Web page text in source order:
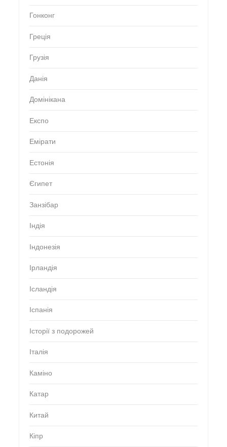
Гонконг
Греція
Грузія
Данія
Домінікана
Експо
Емірати
Естонія
Єгипет
Занзібар
Індія
Індонезія
Ірландія
Ісландія
Іспанія
Історії з подорожей
Італія
Каміно
Катар
Китай
Кіпр